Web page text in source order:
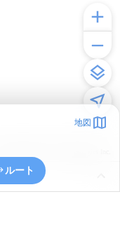
地図
ルート